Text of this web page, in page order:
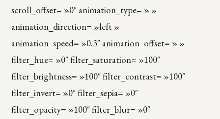
scroll_offset= »0″ animation_type= » »
animation_direction= »left »
animation_speed= »0.3″ animation_offset= » »
filter_hue= »0″ filter_saturation= »100″
filter_brightness= »100″ filter_contrast= »100″
filter_invert= »0″ filter_sepia= »0″
filter_opacity= »100″ filter_blur= »0″